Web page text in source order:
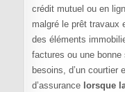
crédit mutuel ou en
malgré le prêt travaux
des éléments
factures ou une
besoins, d’un courtier
d’assurance lorsque